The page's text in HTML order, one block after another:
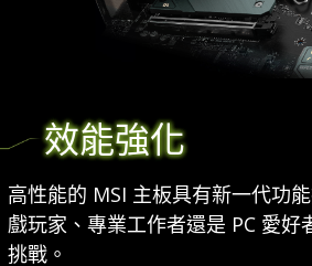
效能強化
高性能的 MSI 主板具有新一代功
戲玩家、專業工作者還是 PC 愛好
挑戰。